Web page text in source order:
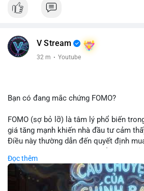
V Stream
32 m · Youtube
Bạn có đang mắc chứng FOMO?
FOMO (sợ bỏ lỡ) là tâm lý phổ biến
giá tăng mạnh khiến nhà đầu tư cảm
Điều này thường dẫn đến quyết định
chiến lược đầu tư rõ ràng.
🎥 Xem video trực tiếp tại:
Đọc thêm